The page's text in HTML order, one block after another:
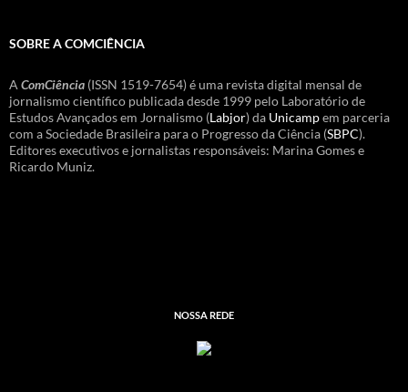
SOBRE A COMCIÊNCIA
A ComCiência (ISSN 1519-7654) é uma revista digital mensal de
jornalismo científico publicada desde 1999 pelo Laboratório de
Estudos Avançados em Jornalismo (Labjor) da Unicampem parceria
com a Sociedade Brasileira para o Progresso da Ciência (SBPC).
Editores executivos e jornalistas responsáveis: Marina Gomes e
Ricardo Muniz.
NOSSA REDE